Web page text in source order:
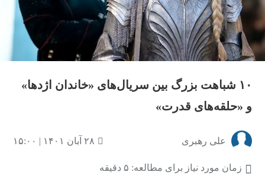
۱۰ شباهت بزرگ بین سریال‌های «خاندان‌ اژدها»
و «حلقه‌های قدرت»
علی رهبری ۲۸ آبان ۱۴۰۱ | ۱۵:۰۰
زمان مورد نیاز برای مطالعه: ۵ دقیقه